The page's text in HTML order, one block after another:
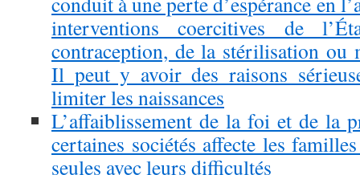
interventions coercitives de
contraception, de la stérilisation ou
Il peut y avoir des raisons
limiter les naissances
L’affaiblissement de la foi et de la
certaines sociétés affecte les
seules avec leurs difficultés